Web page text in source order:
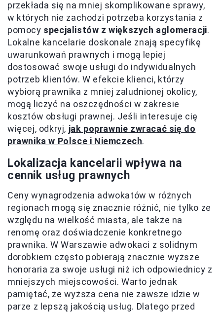
przekłada się na mniej skomplikowane sprawy,
w których nie zachodzi potrzeba korzystania z
pomocy specjalistów z większych aglomeracji.
Lokalne kancelarie doskonale znają specyfikę
uwarunkowań prawnych i mogą lepiej
dostosować swoje usługi do indywidualnych
potrzeb klientów. W efekcie klienci, którzy
wybiorą prawnika z mniej zaludnionej okolicy,
mogą liczyć na oszczędności w zakresie
kosztów obsługi prawnej. Jeśli interesuje cię
więcej, odkryj, jak poprawnie zwracać się do
prawnika w Polsce i Niemczech.
Lokalizacja kancelarii wpływa na
cennik usług prawnych
Ceny wynagrodzenia adwokatów w różnych
regionach mogą się znacznie różnić, nie tylko ze
względu na wielkość miasta, ale także na
renomę oraz doświadczenie konkretnego
prawnika. W Warszawie adwokaci z solidnym
dorobkiem często pobierają znacznie wyższe
honoraria za swoje usługi niż ich odpowiednicy z
mniejszych miejscowości. Warto jednak
pamiętać, że wyższa cena nie zawsze idzie w
parze z lepszą jakością usług. Dlatego przed